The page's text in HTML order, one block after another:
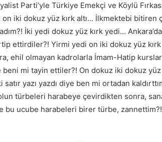
Parti’yle Türkiye Emekçi ve Köylü
on iki dokuz yüz kırk altı… İlkmektebi bitiren
İki yedi dokuz yüz kırk yedi…
ettirdiler?! Yirmi yedi on iki dokuz yüz
ehil olmayan kadrolarla İmam-Hatip
mi tayin ettiler?! On dokuz iki dokuz
satır yazı yazdı diye ben mi ortadan
türbeleri harabeye çevirdikten sonra,
bu ucube harabeleri birer türbe,